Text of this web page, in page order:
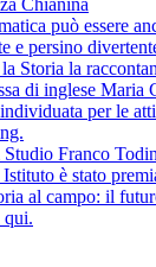
Chianina
può essere
e persino
Storia la
di inglese Maria
per le
Franco
è stato
al campo: il
qui.